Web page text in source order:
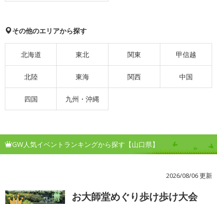
その他のエリアから探す
北海道 東北 関東 甲信越
北陸 東海 関西 中国
四国 九州・沖縄
GW人気イベントランキングから探す【山口県】
2026/08/06 更新
お大師堂めぐり歩け歩け大会